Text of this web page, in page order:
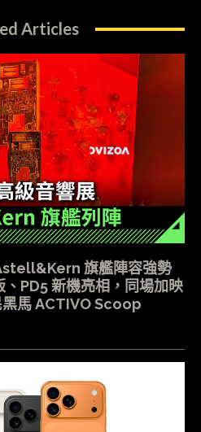
Articles
旗艦陣容強勢
PD5 新機亮相，同場加映
黑馬 ACTIVO Scoop